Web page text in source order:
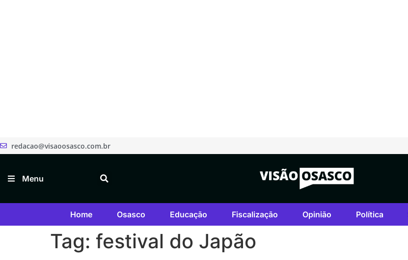
redacao@visaoosasco.com.br
Menu
Home Osasco Educação Fiscalização Opinião Política
Tag: festival do Japão